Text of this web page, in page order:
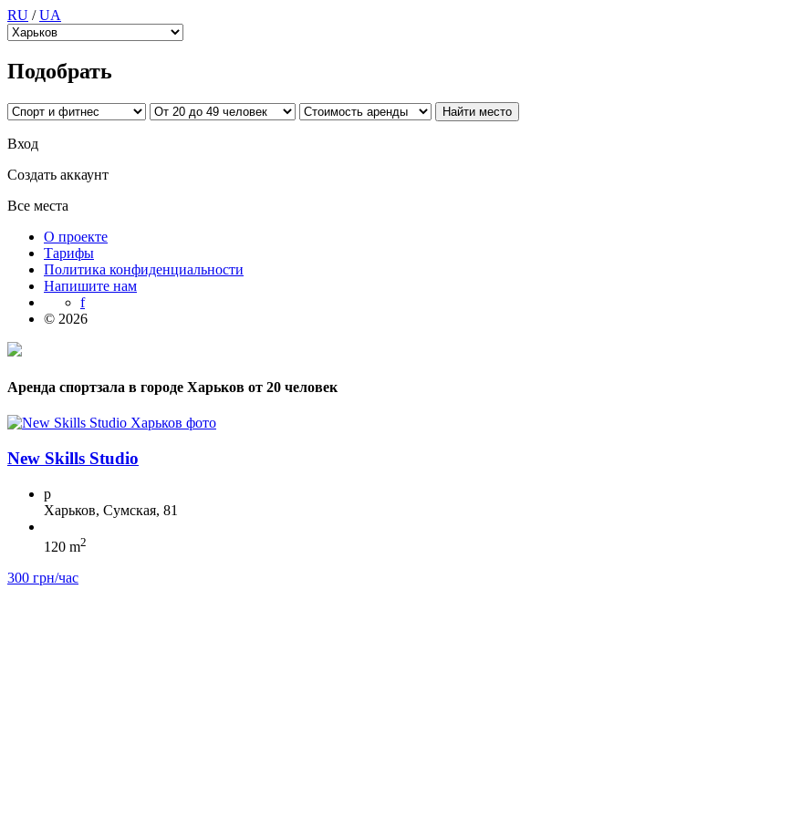
RU /UA
Подобрать
Вход
Создать аккаунт
Все места
О проекте
Тарифы
Политика конфиденциальности
Напишите нам
f
© 2026
Аренда спортзала в городе Харьков от 20 человек
New Skills Studio
p
Харьков, Сумская, 81
120 m2
300 грн/час